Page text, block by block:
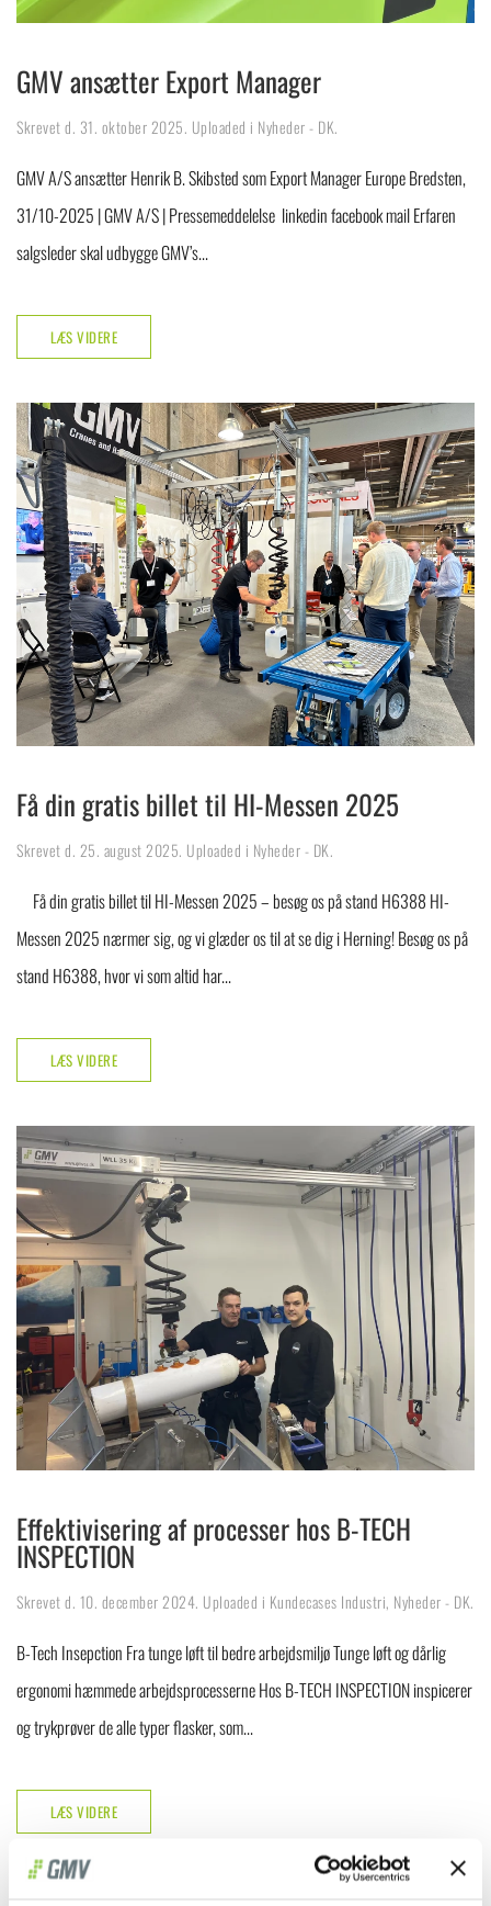
GMV ansætter Export Manager
Skrevet d. 31. oktober 2025. Uploaded i Nyheder - DK.
GMV A/S ansætter Henrik B. Skibsted som Export Manager Europe Bredsten,
31/10-2025 | GMV A/S | Pressemeddelelse linkedin facebook mail Erfaren
salgsleder skal udbygge GMV’s...
LÆS VIDERE
Få din gratis billet til HI-Messen 2025
Skrevet d. 25. august 2025. Uploaded i Nyheder - DK.
Få din gratis billet til HI-Messen 2025 – besøg os på stand H6388 HI-
Messen 2025 nærmer sig, og vi glæder os til at se dig i Herning! Besøg os på
stand H6388, hvor vi som altid har...
LÆS VIDERE
Effektivisering af processer hos B-TECH
INSPECTION
Skrevet d. 10. december 2024. Uploaded i Kundecases Industri, Nyheder - DK.
B-Tech Insepction Fra tunge løft til bedre arbejdsmiljø Tunge løft og dårlig
ergonomi hæmmede arbejdsprocesserne Hos B-TECH INSPECTION inspicerer
og trykprøver de alle typer flasker, som...
LÆS VIDERE